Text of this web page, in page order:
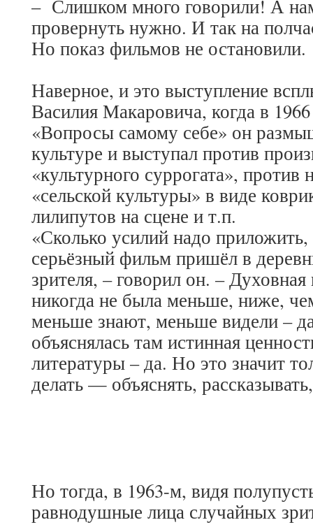
– Слишком много говорили! А
провернуть нужно. И так на
Но показ фильмов не остановили.
Наверное, и это выступление
Василия Макаровича, когда в 1966
«Вопросы самому себе» он
культуре и выступал против
«культурного суррогата», против
«сельской культуры» в виде
лилипутов на сцене и т.п.
«Сколько усилий надо
серьёзный фильм пришёл в
зрителя, – говорил он. –
никогда не была меньше, ниже,
меньше знают, меньше видели –
объяснялась там истинная
литературы – да. Но это значит
делать — объяснять,
Но тогда, в 1963-м, видя
равнодушные лица случайных